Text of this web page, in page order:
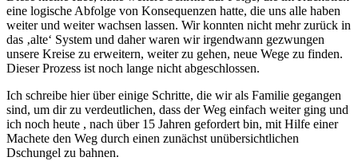
eine logische Abfolge von Konsequenzen hatte, die uns alle haben
weiter und weiter wachsen lassen. Wir konnten nicht mehr zurück in
das ‚alte‘ System und daher waren wir irgendwann gezwungen
unsere Kreise zu erweitern, weiter zu gehen, neue Wege zu finden.
Dieser Prozess ist noch lange nicht abgeschlossen.
Ich schreibe hier über einige Schritte, die wir als Familie gegangen
sind, um dir zu verdeutlichen, dass der Weg einfach weiter ging und
ich noch heute , nach über 15 Jahren gefordert bin, mit Hilfe einer
Machete den Weg durch einen zunächst unübersichtlichen
Dschungel zu bahnen.